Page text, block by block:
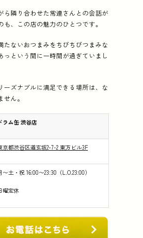
ら隣り合わせた常連さんとの会話が
も、この店の魅力のひとつです。
たないおつまみをちびちびつまみな
っという間に一時間が過ぎていまし
ーズナブルに満足できる場所は、な
ん。
ラム缶 渋谷店
京都渋谷区道玄坂2-7-2 東方ビル3F
〜土・祝 16:00〜23:30（L.O.23:00）
曜定休